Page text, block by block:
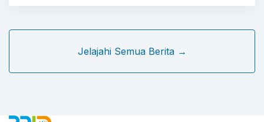
Jelajahi Semua Berita →